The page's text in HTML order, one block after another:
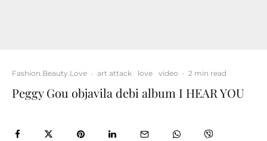
Fashion.Beauty.Love · art attack love video · 2 min read
Peggy Gou objavila debi album I HEAR YOU